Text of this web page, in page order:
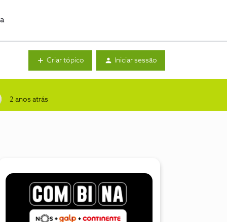
Criar tópico Iniciar sessão
2 anos atrás